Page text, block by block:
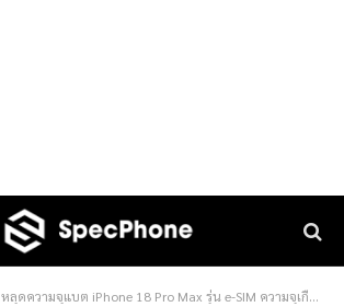
หลุดความจุแบต iPhone 18 Pro Max รุ่น e-SIM ความจุเกือบ 5,500 mAh พร้อมชิป 2nm